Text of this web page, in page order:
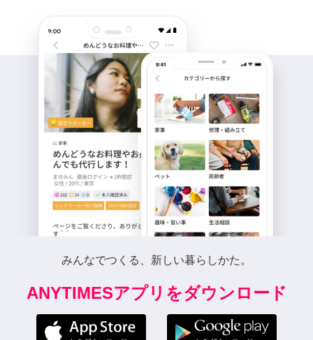
みんなでつくる、新しい暮らしかた。
ANYTIMESアプリをダウンロード